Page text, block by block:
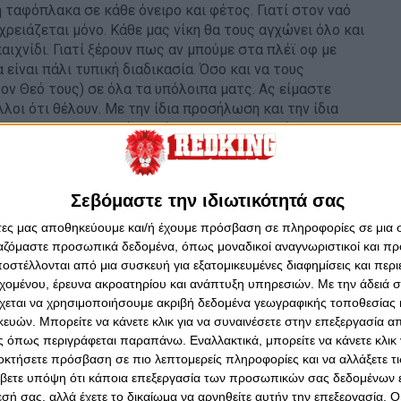
Σεβόμαστε την ιδιωτικότητά σας
μας αποθηκεύουμε και/ή έχουμε πρόσβαση σε πληροφορίες σε
προσωπικά δεδομένα, όπως μοναδικοί αναγνωριστικοί και
από μια συσκευή για εξατομικευμένες διαφημίσεις και
έρευνα ακροατηρίου και ανάπτυξη υπηρεσιών. Με την άδειά
να χρησιμοποιήσουμε ακριβή δεδομένα γεωγραφικής τοποθεσίας
Μπορείτε να κάνετε κλικ για να συναινέσετε στην επεξεργασία
περιγράφεται παραπάνω. Εναλλακτικά, μπορείτε να κάνετε κλικ
πρόσβαση σε πιο λεπτομερείς πληροφορίες και να αλλάξετε
υπόψη ότι κάποια επεξεργασία των προσωπικών σας δεδομένων
σας, αλλά έχετε το δικαίωμα να αρνηθείτε αυτήν την επεξεργασία.
ταφόπλακα σε κάθε όνειρο και φέτος. Γιατί στον ναό
μόνο. Κάθε μας νίκη θα τους αγχώνει όλο και
Γιατί ξέρουν πως αν μπούμε στα πλέϊ οφ με
πάλι τυπική διαδικασία. Όσο και να τους
Θεό τους) σε όλα τα υπόλοιπα ματς. Ας είμαστε
ότι θέλουν. Με την ίδια προσήλωση και την ίδια
με την Καϊράτ, πρέπει να αντιμετωπίσουμε και
μας. Να μην «διαλέγουν» παιχνίδια. Κάθε ένα έχει
τους οπαδούς όλα έχουν την ίδια σημασία. Και
να βλέπουμε τον Ολυμπιακό μας ανώτερο.
το στόμα του με ασύστολα ψέματα, με όποιον
άλλους, και γενικά με όποιον απαξιώνει τις επιτυχίες
, κανένα Κύπελλο από τον Άρη.
Και στο μπαράζ στον Βόλο, και στην Πάτρα και στο
οι υπόλοιπες ομάδες όχι εμείς. Εδώ έχουμε ξεφύγει
χώρας.